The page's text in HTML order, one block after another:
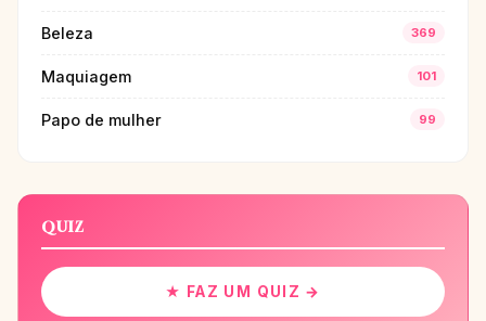
Beleza 369
Maquiagem 101
Papo de mulher 99
QUIZ
★ FAZ UM QUIZ →